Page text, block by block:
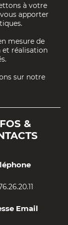
à votre
apporter
mesure de
et réalisation
sur notre
&
Email